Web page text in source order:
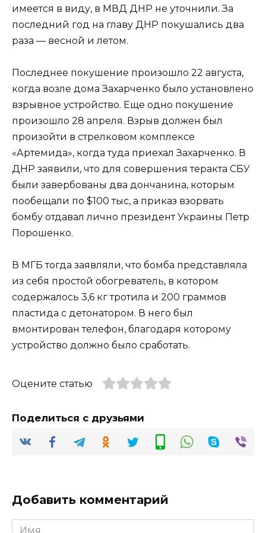
имеется в виду, в МВД ДНР не уточнили. За
последний год на главу ДНР покушались два
раза — весной и летом.
Последнее покушение произошло 22 августа,
когда возле дома Захарченко было установлено
взрывное устройство. Еще одно покушение
произошло 28 апреля. Взрыв должен был
произойти в стрелковом комплексе
«Артемида», когда туда приехал Захарченко. В
ДНР заявили, что для совершения теракта СБУ
были завербованы два дончанина, которым
пообещали по $100 тыс, а приказ взорвать
бомбу отдавал лично президент Украины Петр
Порошенко.
В МГБ тогда заявляли, что бомба представляла
из себя простой обогреватель, в котором
содержалось 3,6 кг тротила и 200 граммов
пластида с детонатором. В него был
вмонтирован телефон, благодаря которому
устройство должно было сработать.
Оцените статью
Поделиться с друзьями
Добавить комментарий
Имя